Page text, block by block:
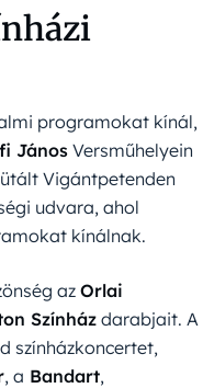
programokat kínál,
JánosVersműhelyein
Vigántpetenden
udvara, ahol
kínálnak.
az Orlai
Színház darabjait. A
színházkoncertet,
, a Bandart,